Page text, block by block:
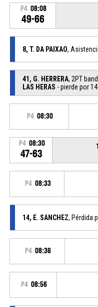
P4 08:08
49-66
8, T. DA PAIXAO,
41, G. HERRERA, 2PT
LAS HERAS - pierde por 14
P4 08:30
P4 08:30
47-63
P4 08:33
14, E. SANCHEZ, Pérdida
P4 08:36
P4 08:56